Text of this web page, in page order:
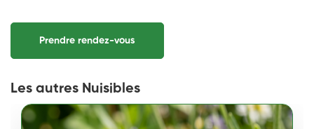
Prendre rendez-vous
Les autres Nuisibles